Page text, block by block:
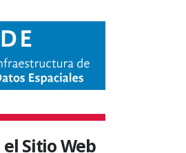
AL 17 DE
ESTARÁ
el Sitio Web